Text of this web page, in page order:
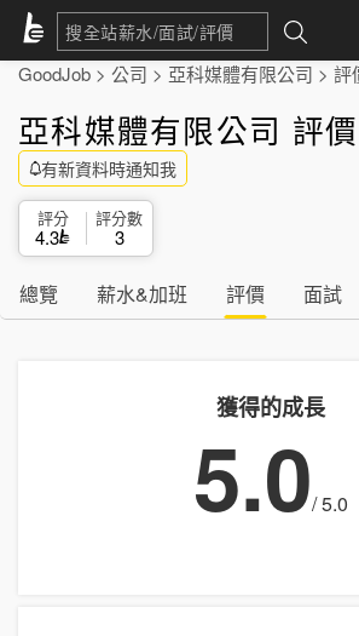
GoodJob > 公司 > 亞科媒體有限公司 > 評
亞科媒體有限公司 評價
有新資料時通知我
評分
4.3
評分數
3
總覽 薪水&加班 評價 面試
獲得的成長
5.0/ 5.0